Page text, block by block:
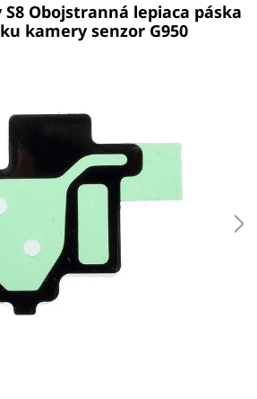
S8 Obojstranná lepiaca páska
kamery senzor G950